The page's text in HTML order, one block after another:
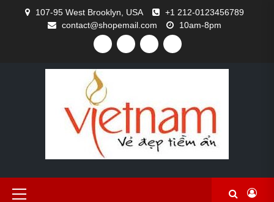
107-95 West Brooklyn, USA
+1 212-0123456789
contact@shopemail.com
10am-8pm
FACEBOOK
TWITTERGITHUBINSTAGRAM
Primary